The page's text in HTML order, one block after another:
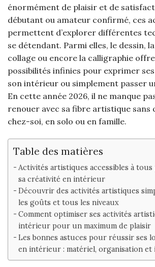
énormément de plaisir et de
débutant ou amateur confirmé, ces
permettent d’explorer différentes
se détendant. Parmi elles, le dessin,
collage ou encore la calligraphie
possibilités infinies pour exprimer
son intérieur ou simplement passer
En cette année 2026, il ne manque
renouer avec sa fibre artistique sans
chez-soi, en solo ou en famille.
Table des matières
Activités artistiques accessibles à
sa créativité en intérieur
Découvrir des activités artistiques
les goûts et tous les niveaux
Comment optimiser ses activités
intérieur pour un maximum de plaisir
Les bonnes astuces pour réussir ses
en intérieur : matériel, organisation